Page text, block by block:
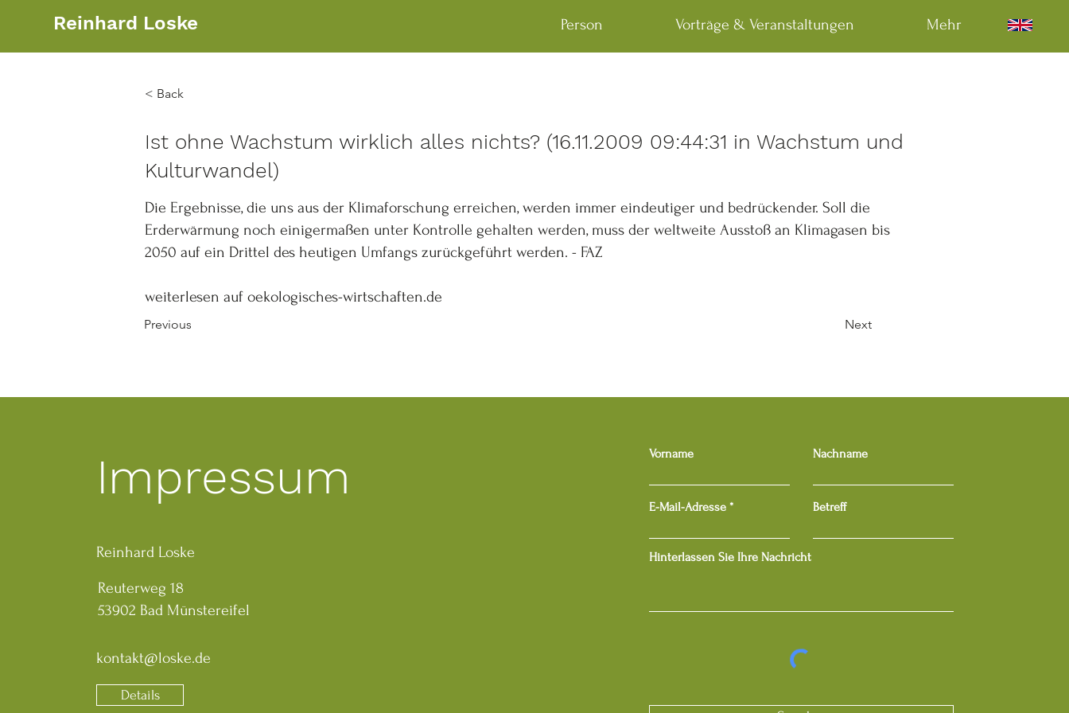
Reinhard Loske Person Vorträge & Veranstaltungen Mehr
< Back
Ist ohne Wachstum wirklich alles nichts? (16.11.2009 09:44:31 in Wachstum und
Kulturwandel)
Die Ergebnisse, die uns aus der Klimaforschung erreichen, werden immer eindeutiger und bedrückender. Soll die
Erderwärmung noch einigermaßen unter Kontrolle gehalten werden, muss der weltweite Ausstoß an Klimagasen bis
2050 auf ein Drittel des heutigen Umfangs zurückgeführt werden. - FAZ
weiterlesen auf oekologisches-wirtschaften.de
Previous Next
Impressum
Reinhard Loske
Reuterweg 18
53902 Bad Münstereifel
kontakt@loske.de
Details
Vorname Nachname
E-Mail-Adresse Betreff
Hinterlassen Sie Ihre Nachricht